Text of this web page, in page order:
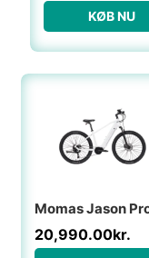
KØB NU
20,990.00kr.